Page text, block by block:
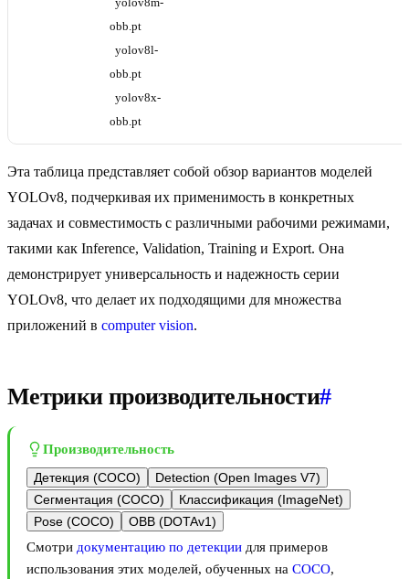
yolov8m-
obb.pt
yolov8l-
obb.pt
yolov8x-
obb.pt
Эта таблица представляет собой обзор вариантов моделей
YOLOv8, подчеркивая их применимость в конкретных
задачах и совместимость с различными рабочими режимами,
такими как Inference, Validation, Training и Export. Она
демонстрирует универсальность и надежность серии
YOLOv8, что делает их подходящими для множества
приложений в computer vision.
Метрики производительности#
Производительность
Детекция (COCO)
Detection (Open Images V7)
Сегментация (COCO)
Классификация (ImageNet)
Pose (COCO)
OBB (DOTAv1)
Смотри документацию по детекции для примеров
использования этих моделей, обученных на COCO,